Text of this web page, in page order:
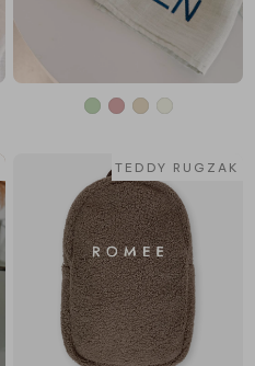
TEDDY RUGZAK